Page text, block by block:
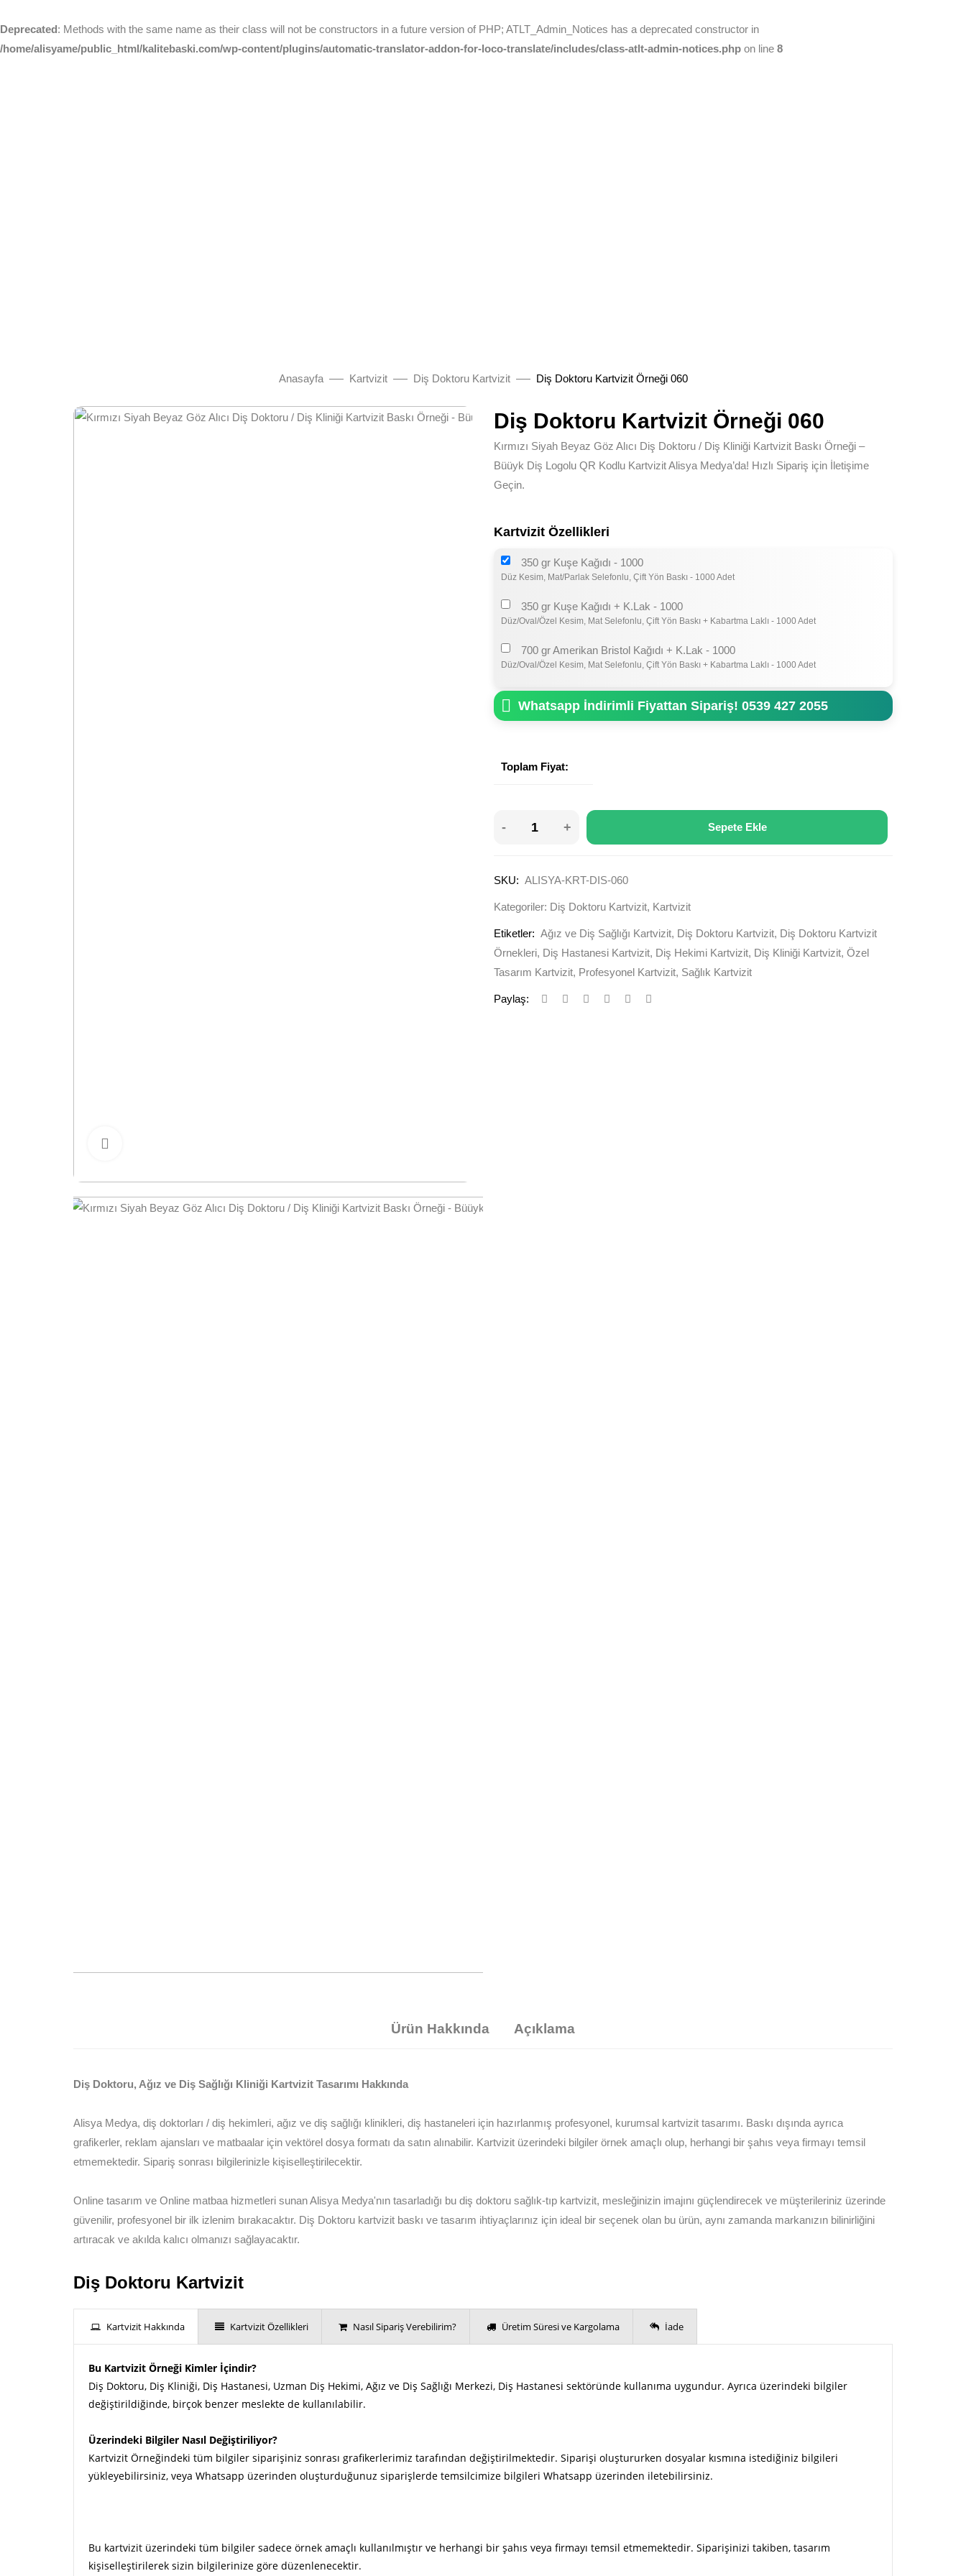
Deprecated: Methods with the same name as their class will not be constructors in a future version of PHP; ATLT_Admin_Notices has a deprecated constructor in
/home/alisyame/public_html/kalitebaski.com/wp-content/plugins/automatic-translator-addon-for-loco-translate/includes/class-atlt-admin-notices.php on line 8
Anasayfa Kartvizit Diş Doktoru Kartvizit Diş Doktoru Kartvizit Örneği 060
Diş Doktoru Kartvizit Örneği 060
Kırmızı Siyah Beyaz Göz Alıcı Diş Doktoru / Diş Kliniği Kartvizit Baskı Örneği –
Büüyk Diş Logolu QR Kodlu Kartvizit Alisya Medya’da! Hızlı Sipariş için İletişime
Geçin.
Kartvizit Özellikleri
350 gr Kuşe Kağıdı - 1000
Düz Kesim, Mat/Parlak Selefonlu, Çift Yön Baskı - 1000 Adet
350 gr Kuşe Kağıdı + K.Lak - 1000
Düz/Oval/Özel Kesim, Mat Selefonlu, Çift Yön Baskı + Kabartma Laklı - 1000 Adet
700 gr Amerikan Bristol Kağıdı + K.Lak - 1000
Düz/Oval/Özel Kesim, Mat Selefonlu, Çift Yön Baskı + Kabartma Laklı - 1000 Adet
Whatsapp İndirimli Fiyattan Sipariş! 0539 427 2055
Toplam Fiyat:
Sepete Ekle
SKU: ALISYA-KRT-DIS-060
Kategoriler: Diş Doktoru Kartvizit, Kartvizit
Etiketler: Ağız ve Diş Sağlığı Kartvizit, Diş Doktoru Kartvizit, Diş Doktoru Kartvizit
Örnekleri, Diş Hastanesi Kartvizit, Diş Hekimi Kartvizit, Diş Kliniği Kartvizit, Özel
Tasarım Kartvizit, Profesyonel Kartvizit, Sağlık Kartvizit
Paylaş:
Ürün Hakkında Açıklama
Diş Doktoru, Ağız ve Diş Sağlığı Kliniği Kartvizit Tasarımı Hakkında
Alisya Medya, diş doktorları / diş hekimleri, ağız ve diş sağlığı klinikleri, diş hastaneleri için hazırlanmış profesyonel, kurumsal kartvizit tasarımı. Baskı dışında ayrıca
grafikerler, reklam ajansları ve matbaalar için vektörel dosya formatı da satın alınabilir. Kartvizit üzerindeki bilgiler örnek amaçlı olup, herhangi bir şahıs veya firmayı temsil
etmemektedir. Sipariş sonrası bilgilerinizle kişiselleştirilecektir.
Online tasarım ve Online matbaa hizmetleri sunan Alisya Medya'nın tasarladığı bu diş doktoru sağlık-tıp kartvizit, mesleğinizin imajını güçlendirecek ve müşterileriniz üzerinde
güvenilir, profesyonel bir ilk izlenim bırakacaktır. Diş Doktoru kartvizit baskı ve tasarım ihtiyaçlarınız için ideal bir seçenek olan bu ürün, aynı zamanda markanızın bilinirliğini
artıracak ve akılda kalıcı olmanızı sağlayacaktır.
Diş Doktoru Kartvizit
Kartvizit Hakkında Kartvizit Özellikleri Nasıl Sipariş Verebilirim? Üretim Süresi ve Kargolama İade
Bu Kartvizit Örneği Kimler İçindir?
Diş Doktoru, Diş Kliniği, Diş Hastanesi, Uzman Diş Hekimi, Ağız ve Diş Sağlığı Merkezi, Diş Hastanesi sektöründe kullanıma uygundur. Ayrıca üzerindeki bilgiler
değiştirildiğinde, birçok benzer meslekte de kullanılabilir.
Üzerindeki Bilgiler Nasıl Değiştiriliyor?
Kartvizit Örneğindeki tüm bilgiler siparişiniz sonrası grafikerlerimiz tarafından değiştirilmektedir. Siparişi oluştururken dosyalar kısmına istediğiniz bilgileri
yükleyebilirsiniz, veya Whatsapp üzerinden oluşturduğunuz siparişlerde temsilcimize bilgileri Whatsapp üzerinden iletebilirsiniz.
Bu kartvizit üzerindeki tüm bilgiler sadece örnek amaçlı kullanılmıştır ve herhangi bir şahıs veya firmayı temsil etmemektedir. Siparişinizi takiben, tasarım
kişiselleştirilerek sizin bilgilerinize göre düzenlenecektir.